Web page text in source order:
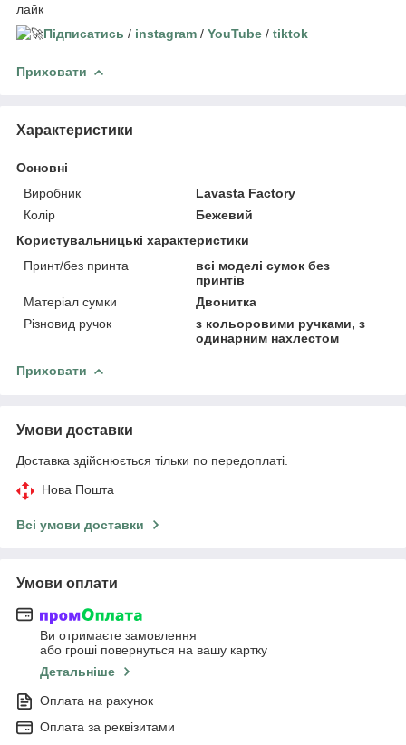
лайк
Підписатись / instagram / YouTube / tiktok
Приховати
Характеристики
Основні
Виробник
Lavasta Factory
Колір
Бежевий
Користувальницькі характеристики
Принт/без принта
всі моделі сумок без
принтів
Матеріал сумки
Двонитка
Різновид ручок
з кольоровими ручками, з
одинарним нахлестом
Приховати
Умови доставки
Доставка здійснюється тільки по передоплаті.
Нова Пошта
Всі умови доставки
Умови оплати
Ви отримаєте замовлення
або гроші повернуться на вашу картку
Детальніше
Оплата на рахунок
Оплата за реквізитами